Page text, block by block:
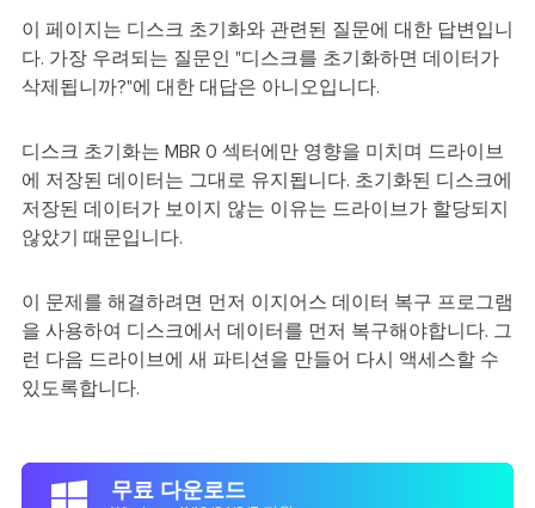
이 페이지는 디스크 초기화와 관련된 질문에 대한 답변입니
다. 가장 우려되는 질문인 "디스크를 초기화하면 데이터가
삭제됩니까?"에 대한 대답은 아니오입니다.
디스크 초기화는 MBR 0 섹터에만 영향을 미치며 드라이브
에 저장된 데이터는 그대로 유지됩니다. 초기화된 디스크에
저장된 데이터가 보이지 않는 이유는 드라이브가 할당되지
않았기 때문입니다.
이 문제를 해결하려면 먼저 이지어스 데이터 복구 프로그램
을 사용하여 디스크에서 데이터를 먼저 복구해야합니다. 그
런 다음 드라이브에 새 파티션을 만들어 다시 액세스할 수
있도록합니다.
 무료 다운로드